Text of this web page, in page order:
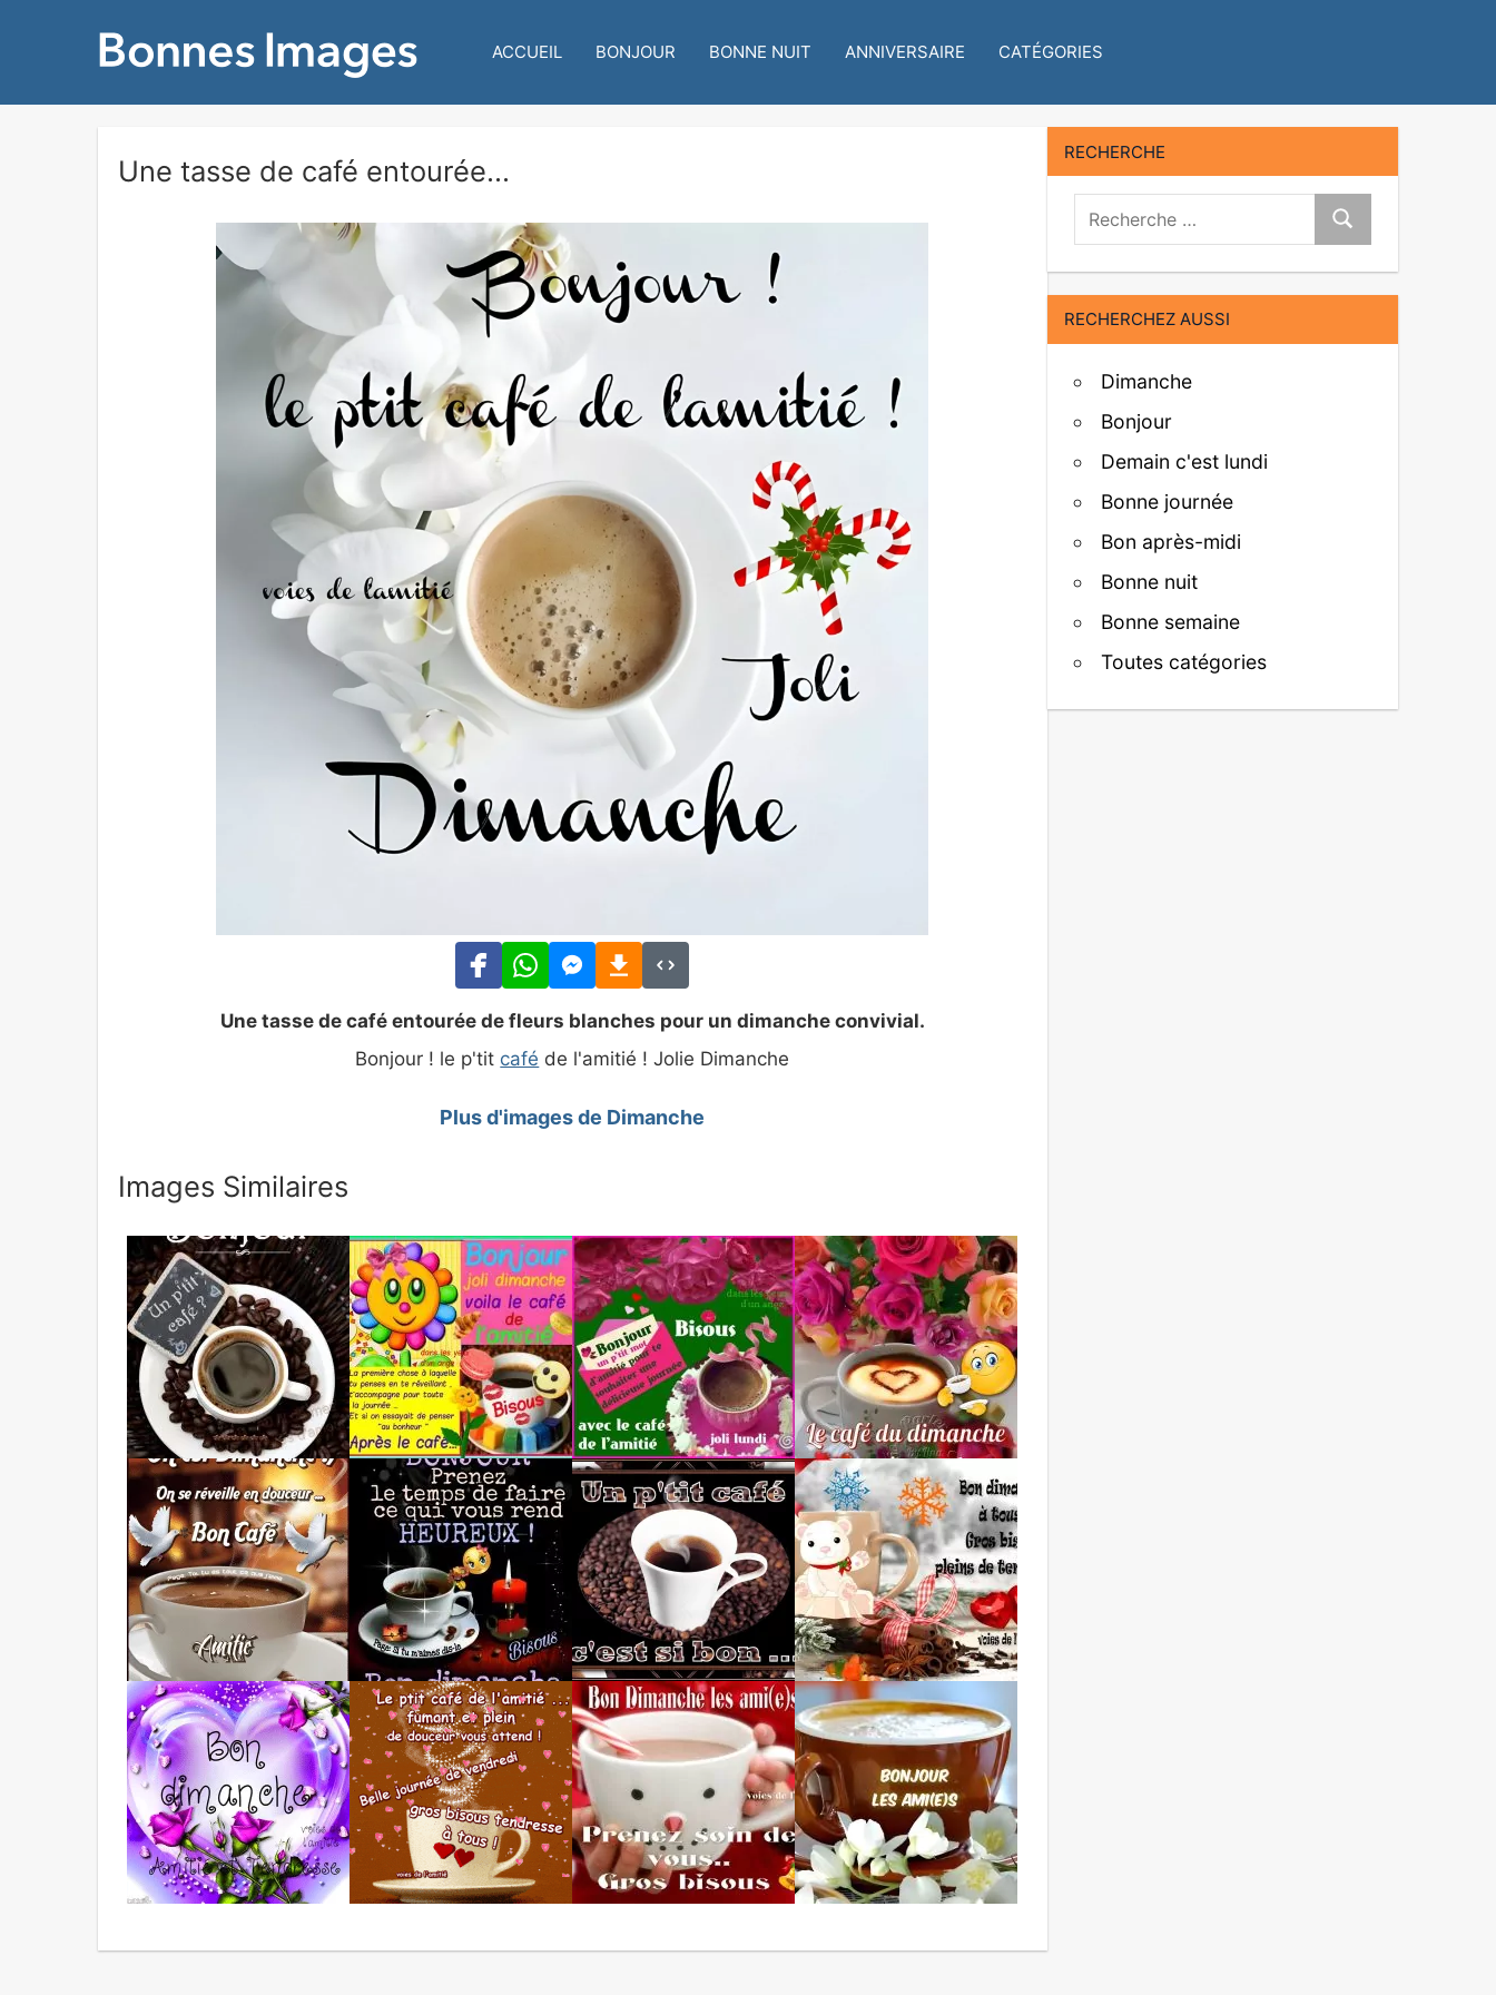
ACCUEIL BONJOUR BONNE NUIT ANNIVERSAIRE CATÉGORIES
Une tasse de café entourée...
Une tasse de café entourée de fleurs blanches pour un dimanche convivial.
Bonjour ! le p'tit café de l'amitié ! Jolie Dimanche
Plus d'images de Dimanche
Images Similaires
RECHERCHE
Recherche:
Recherche
RECHERCHEZ AUSSI
Dimanche
Bonjour
Demain c'est lundi
Bonne journée
Bon après-midi
Bonne nuit
Bonne semaine
Toutes catégories